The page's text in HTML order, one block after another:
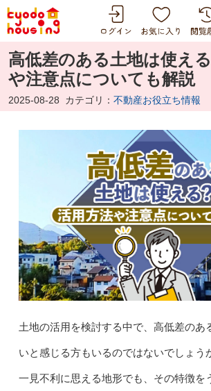
高低差のある土地は使え
や注意点についても解説
2025-08-28 カテゴリ： 不動産お役立ち情報
土地の活用を検討する中で、高低差のあ
いと感じる方もいるのではないでしょう
一見不利に思える地形でも、その特徴を